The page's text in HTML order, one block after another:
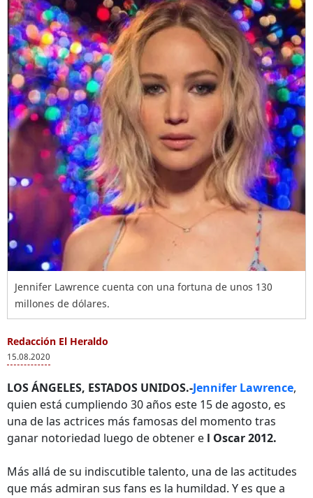
Jennifer Lawrence cuenta con una fortuna de unos 130
millones de dólares.
Redacción El Heraldo
15.08.2020
LOS ÁNGELES, ESTADOS UNIDOS.-Jennifer Lawrence,
quien está cumpliendo 30 años este 15 de agosto, es
una de las actrices más famosas del momento tras
ganar notoriedad luego de obtener e l Oscar 2012.
Más allá de su indiscutible talento, una de las actitudes
que más admiran sus fans es la humildad. Y es que a